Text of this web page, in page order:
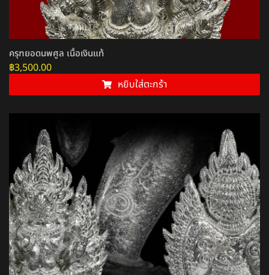
ครุฑยอดนพศูล เนื้อเงินแท้
฿3,500.00
หยิบใส่ตะกร้า